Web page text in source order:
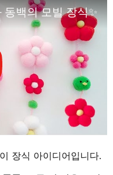
백의 모빌 장식✨ [
장식 아이디어입니다.